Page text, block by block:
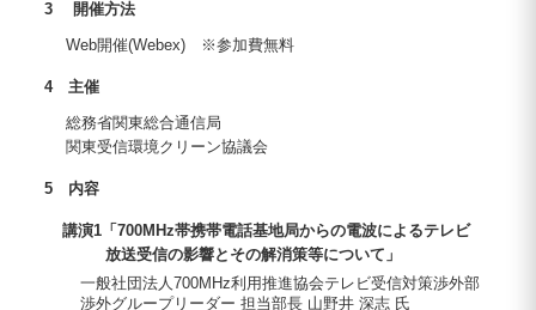
3 開催方法
Web開催(Webex) ※参加費無料
4 主催
総務省関東総合通信局
関東受信環境クリーン協議会
5 内容
講演1「700MHz帯携帯電話基地局からの電波によるテレビ
放送受信の影響とその解消策等について」
一般社団法人700MHz利用推進協会テレビ受信対策渉外部
渉外グループリーダー 担当部長 山野井 深志 氏